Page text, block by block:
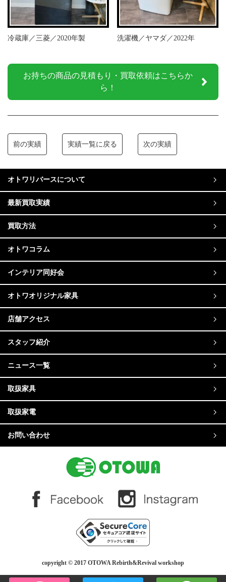
冷蔵庫／三菱／2020年製 洗濯機／ヤマダ／2022年
お持ちの商品の見積もり・買取依頼はこちらか
ら！
前の実績 実績一覧に戻る 次の実績
オトワリバースについて
最新買取実績
買取方法
オトワコラム
インテリア同好会
オトワオリジナル家具
店舗アクセス
スタッフ紹介
ニュース一覧
取扱家具
取扱家電
お問い合わせ
copyright © 2017 OTOWA Rebirth&Revival workshop